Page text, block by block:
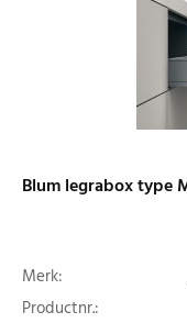
Blum legrabox type
Merk:
Productnr.: